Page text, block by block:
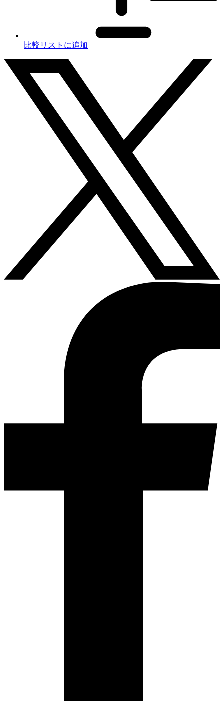
比較リストに追加